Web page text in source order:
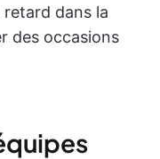
dans la
des occasions